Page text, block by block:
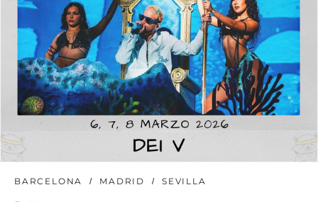
BARCELONA MADRID SEVILLA